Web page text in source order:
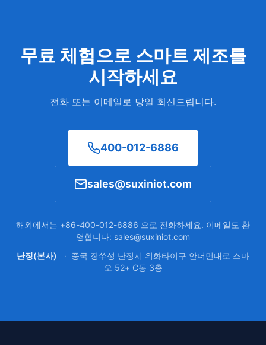
무료 체험으로 스마트 제조를
시작하세요
전화 또는 이메일로 당일 회신드립니다.
400-012-6886
sales@suxiniot.com
해외에서는 +86-400-012-6886 으로 전화하세요. 이메일도 환
영합니다: sales@suxiniot.com
난징(본사)
· 중국 장쑤성 난징시 위화타이구 안더먼대로 스마
오 52+ C동 3층